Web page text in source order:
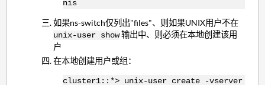
nis
如果ns-switch仅列出"files"、则如果UNIX用户不在
unix-user show输出中、则必须在本地创建该用
户
在本地创建用户或组：
cluster1::*> unix-user create -vserver